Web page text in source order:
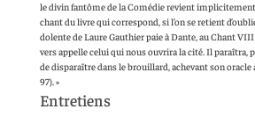
le divin fantôme de la Comédie revient implicitement
chant du livre qui correspond, si l’on se retient
dolente de Laure Gauthier paie à Dante, au Chant
vers appelle celui qui nous ouvrira la cité. Il paraîtra,
de disparaître dans le brouillard, achevant son oracle
97). »
Entretiens